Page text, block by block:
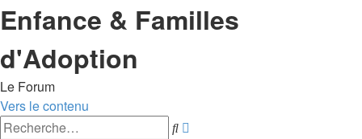
Enfance & Familles
d'Adoption
Le Forum
Vers le contenu
Rechercher